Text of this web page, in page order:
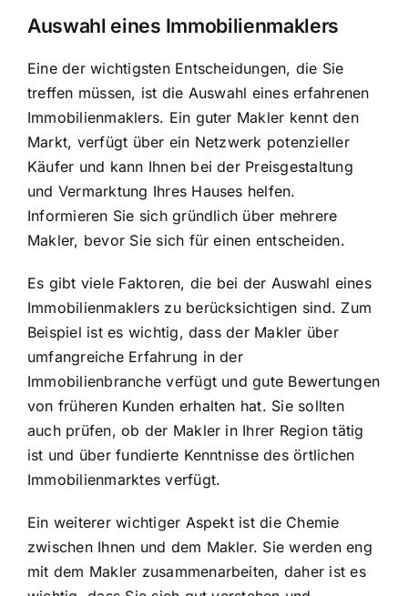
Auswahl eines Immobilienmaklers
Eine der wichtigsten Entscheidungen, die Sie
treffen müssen, ist die Auswahl eines erfahrenen
Immobilienmaklers. Ein guter Makler kennt den
Markt, verfügt über ein Netzwerk potenzieller
Käufer und kann Ihnen bei der Preisgestaltung
und Vermarktung Ihres Hauses helfen.
Informieren Sie sich gründlich über mehrere
Makler, bevor Sie sich für einen entscheiden.
Es gibt viele Faktoren, die bei der Auswahl eines
Immobilienmaklers zu berücksichtigen sind. Zum
Beispiel ist es wichtig, dass der Makler über
umfangreiche Erfahrung in der
Immobilienbranche verfügt und gute Bewertungen
von früheren Kunden erhalten hat. Sie sollten
auch prüfen, ob der Makler in Ihrer Region tätig
ist und über fundierte Kenntnisse des örtlichen
Immobilienmarktes verfügt.
Ein weiterer wichtiger Aspekt ist die Chemie
zwischen Ihnen und dem Makler. Sie werden eng
mit dem Makler zusammenarbeiten, daher ist es